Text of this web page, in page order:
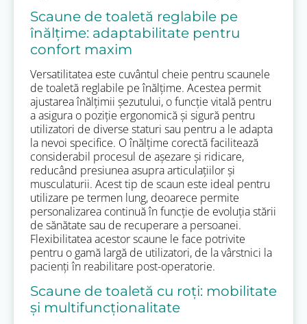
Scaune de toaletă reglabile pe
înălțime: adaptabilitate pentru
confort maxim
Versatilitatea este cuvântul cheie pentru scaunele
de toaletă reglabile pe înălțime. Acestea permit
ajustarea înălțimii șezutului, o funcție vitală pentru
a asigura o poziție ergonomică și sigură pentru
utilizatori de diverse staturi sau pentru a le adapta
la nevoi specifice. O înălțime corectă facilitează
considerabil procesul de așezare și ridicare,
reducând presiunea asupra articulațiilor și
musculaturii. Acest tip de scaun este ideal pentru
utilizare pe termen lung, deoarece permite
personalizarea continuă în funcție de evoluția stării
de sănătate sau de recuperare a persoanei.
Flexibilitatea acestor scaune le face potrivite
pentru o gamă largă de utilizatori, de la vârstnici la
pacienți în reabilitare post-operatorie.
Scaune de toaletă cu roți: mobilitate
și multifuncționalitate